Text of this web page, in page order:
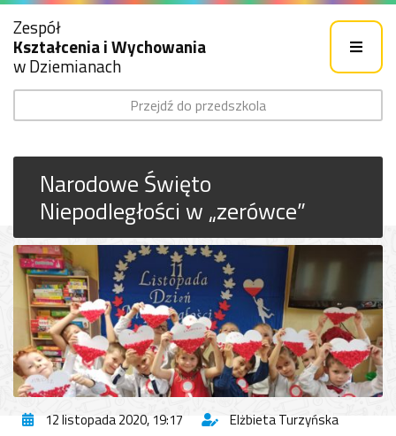
Zespół
Kształcenia i Wychowania
w Dziemianach
Przejdź do przedszkola
Narodowe Święto
Niepodległości w „zerówce”
12 listopada 2020, 19:17 Elżbieta Turzyńska